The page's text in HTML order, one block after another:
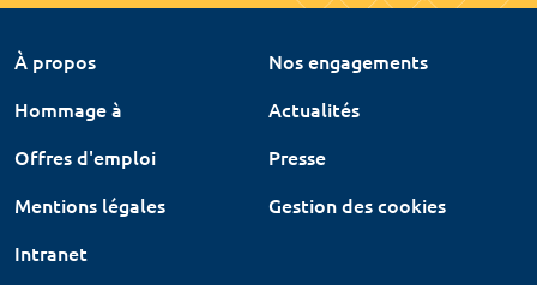
À propos
Nos engagements
Hommage à
Actualités
Offres d'emploi
Presse
Mentions légales
Gestion des cookies
Intranet